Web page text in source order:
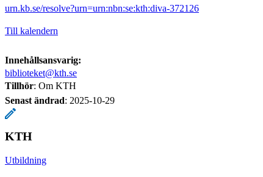
urn.kb.se/resolve?urn=urn:nbn:se:kth:diva-372126
Till kalendern
Innehållsansvarig:
biblioteket@kth.se
Tillhör: Om KTH
Senast ändrad: 2025-10-29
KTH
Utbildning